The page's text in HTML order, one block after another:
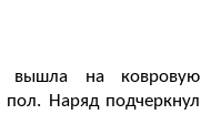
вышла на ковровую
Наряд подчеркнул